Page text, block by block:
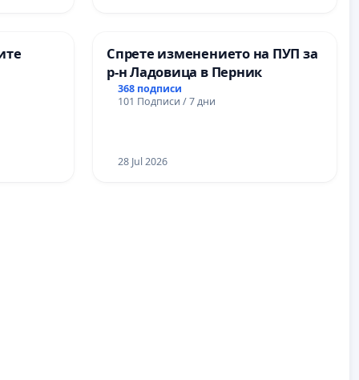
Спрете изменението на ПУП за
р-н Ладовица в Перник
368 подписи
101 Подписи / 7 дни
28 Jul 2026